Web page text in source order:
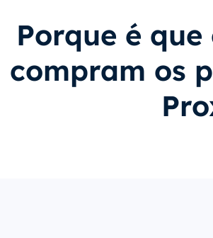
Porque é
compram os